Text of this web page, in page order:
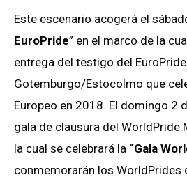
Este escenario acogerá el
EuroPride” en el marco de la
entrega del testigo del
Gotemburgo/Estocolmo que
Europeo en 2018. El domingo 2
gala de clausura del WorldPride
la cual se celebrará la “Gala
conmemorarán los WorldPrides